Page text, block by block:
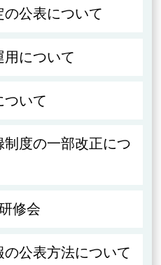
公表について
について
ついて
度の一部改正につ
修会
の公表方法について